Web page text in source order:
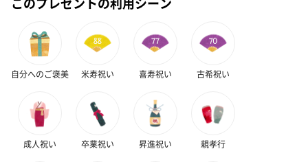
フラッグカプセル：イ
ンセンススティック
（END）（880円）
フラッグカプセル：イ
（St.OSMANTHUS）
お酒
自分へのご褒美 米寿祝い 喜寿祝い 古希祝い
成人祝い 卒業祝い 昇進祝い 親孝行